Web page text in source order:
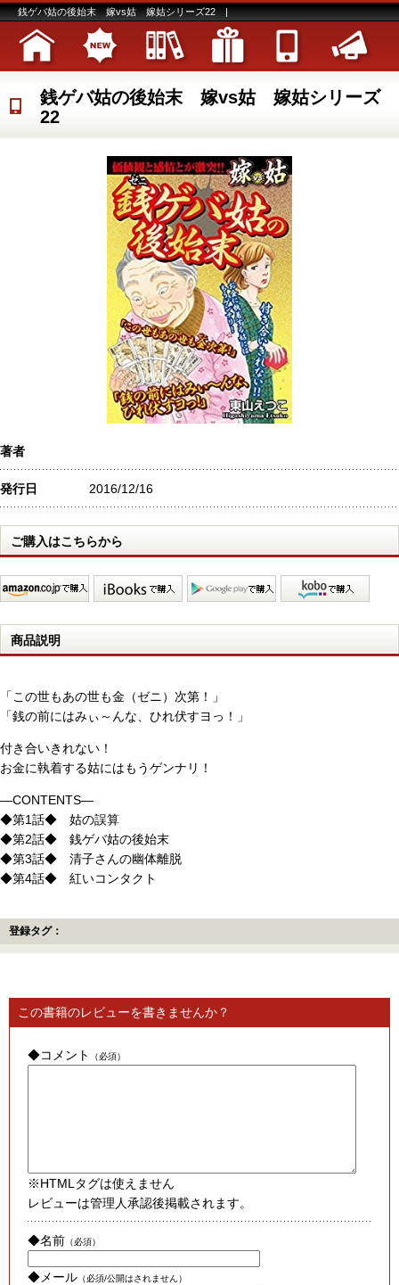
銭ゲバ姑の後始末 嫁vs姑 嫁姑シリーズ22 |
銭ゲバ姑の後始末 嫁vs姑 嫁姑シリーズ
22
著者
発行日 2016/12/16
ご購入はこちらから
商品説明
「この世もあの世も金（ゼニ）次第！」
「銭の前にはみぃ～んな、ひれ伏すヨっ！」
付き合いきれない！
お金に執着する姑にはもうゲンナリ！
―CONTENTS―
◆第1話◆ 姑の誤算
◆第2話◆ 銭ゲバ姑の後始末
◆第3話◆ 清子さんの幽体離脱
◆第4話◆ 紅いコンタクト
登録タグ：
この書籍のレビューを書きませんか？
◆コメント （必須）
※HTMLタグは使えません
レビューは管理人承認後掲載されます。
◆名前 （必須）
◆メール （必須/公開はされません）